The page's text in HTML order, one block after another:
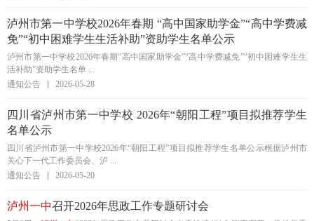
泸州市第一中学校2026年春期 “高中国家助学金”“高中学费减
免”“初中困难学生生活补助”资助学生名单公示
泸州市第一中学校2026年春期“高中国家助学金”“高中学费减免”“初中困难学生生
活补助”资助学生名单 ...
通知公告
2026-05-28
四川省泸州市第一中学校 2026年“朝阳工程”项目拟推荐学生
名单公示
四川省泸州市第一中学校2026年“朝阳工程”项目拟推荐学生名单公示根据泸州市
关心下一代工作委员会、泸 ...
通知公告
2026-05-20
泸州一中召开2026年思政工作专题研讨会